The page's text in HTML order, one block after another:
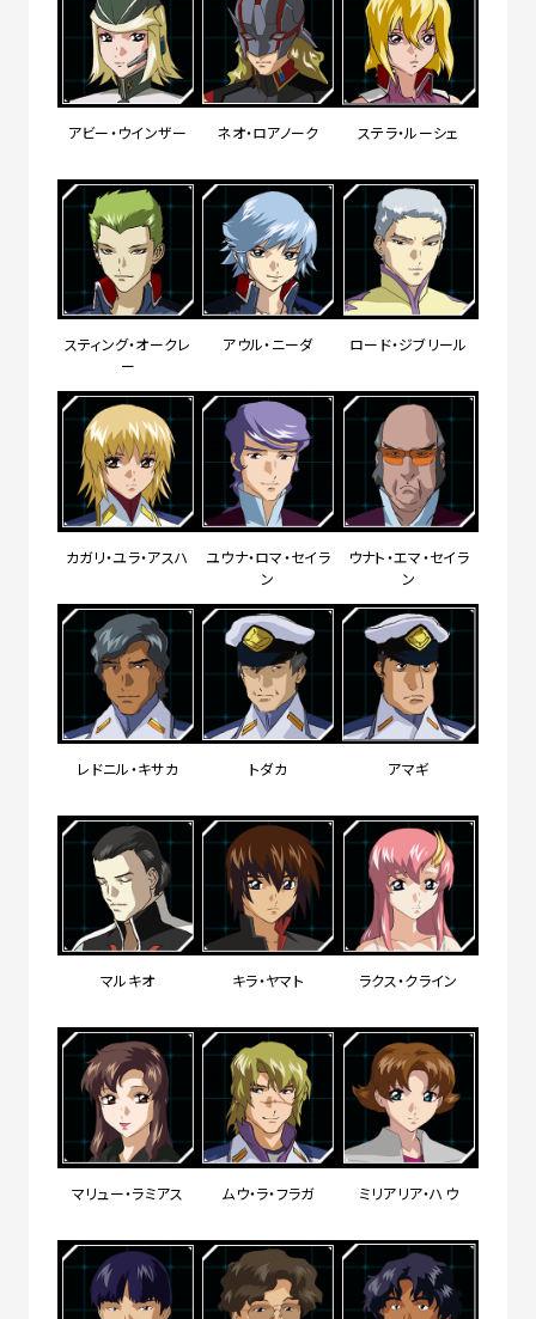
アビー・ウインザー ネオ・ロアノーク ステラ・ルーシェ
スティング・オークレ
ー
アウル・ニーダ ロード・ジブリール
カガリ・ユラ・アスハ
ユウナ・ロマ・セイラ
ン
ウナト・エマ・セイラ
ン
レドニル・キサカ トダカ アマギ
マルキオ キラ・ヤマト ラクス・クライン
マリュー・ラミアス ムウ・ラ・フラガ ミリアリア・ハウ